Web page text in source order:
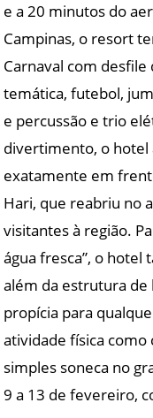
e a 20 minutos do
Campinas, o resort
Carnaval com
temática, futebol,
e percussão e trio
divertimento, o hotel
exatamente em
Hari, que reabriu no
visitantes à região.
água fresca”, o
além da estrutura
propícia para
atividade física como
simples soneca no
9 a 13 de fevereiro,